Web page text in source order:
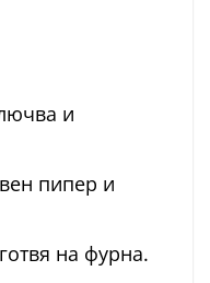
и
пипер и
на фурна.